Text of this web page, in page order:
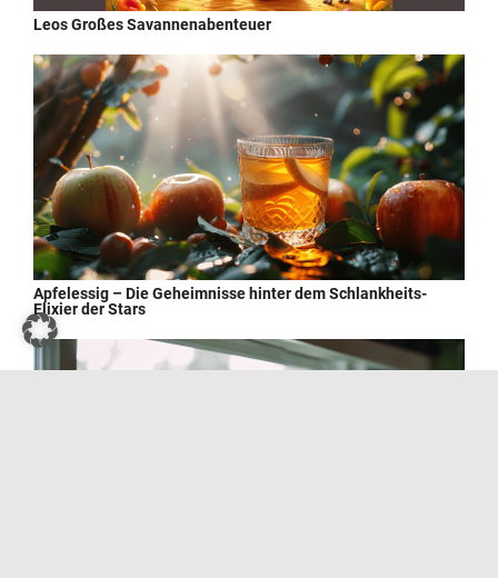
Leos Großes Savannenabenteuer
Apfelessig – Die Geheimnisse hinter dem Schlankheits-
Elixier der Stars